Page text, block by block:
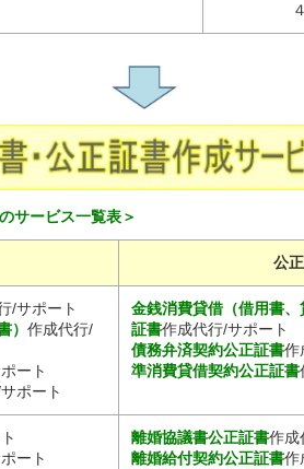
４
サービス一覧表＞
公
/サポート
）作成代行/
ート
ポート
金銭消費貸借（借用書
証書作成代行/サポート
債務弁済契約公正証書作
準消費貸借契約公正証書
ート
離婚協議書公正証書作成
離婚給付契約公正証書作